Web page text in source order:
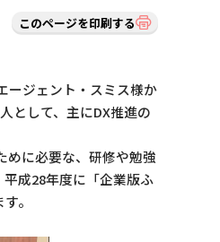
このページを印刷する
ジェント・スミス様か
として、主にDX推進の
に必要な、研修や勉強
成28年度に「企業版ふ
。